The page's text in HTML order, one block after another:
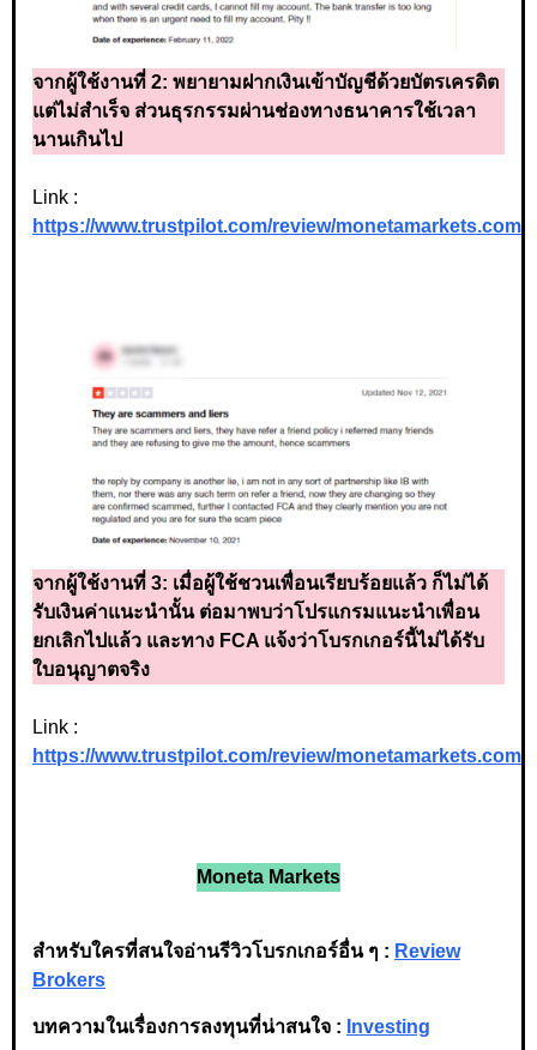
จากผู้ใช้งานที่ 2: พยายามฝากเงินเข้าบัญชีด้วยบัตรเครดิต
แต่ไม่สำเร็จ ส่วนธุรกรรมผ่านช่องทางธนาคารใช้เวลา
นานเกินไป
Link :
https://www.trustpilot.com/review/monetamarkets.com
จากผู้ใช้งานที่ 3: เมื่อผู้ใช้ชวนเพื่อนเรียบร้อยแล้ว ก็ไม่ได้
รับเงินค่าแนะนำนั้น ต่อมาพบว่าโปรแกรมแนะนำเพื่อน
ยกเลิกไปแล้ว และทาง FCA แจ้งว่าโบรกเกอร์นี้ไม่ได้รับ
ใบอนุญาตจริง
Link :
https://www.trustpilot.com/review/monetamarkets.com
Moneta Markets
สำหรับใครที่สนใจอ่านรีวิวโบรกเกอร์อื่น ๆ : Review
Brokers
บทความในเรื่องการลงทุนที่น่าสนใจ : Investing